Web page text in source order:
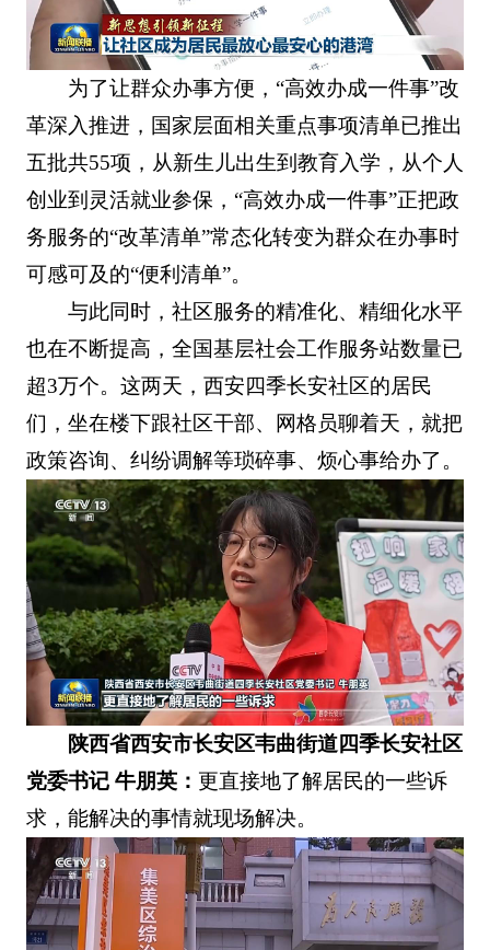
为了让群众办事方便，“高效办成一件事”改
革深入推进，国家层面相关重点事项清单已推出
五批共55项，从新生儿出生到教育入学，从个人
创业到灵活就业参保，“高效办成一件事”正把政
务服务的“改革清单”常态化转变为群众在办事时
可感可及的“便利清单”。
与此同时，社区服务的精准化、精细化水平
也在不断提高，全国基层社会工作服务站数量已
超3万个。这两天，西安四季长安社区的居民
们，坐在楼下跟社区干部、网格员聊着天，就把
政策咨询、纠纷调解等琐碎事、烦心事给办了。
陕西省西安市长安区韦曲街道四季长安社区
党委书记 牛朋英： 更直接地了解居民的一些诉
求，能解决的事情就现场解决。